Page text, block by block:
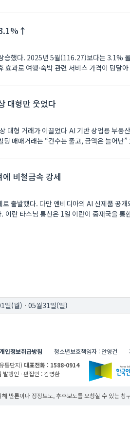
3.1%↑
했다. 2025년 5월(116.27)보다는 3.1%
과로 여행·숙박 관련 서비스 가격이 덩달
대형만 웃었다
대형 거래가 이끌었다 AI 기반 상업용 부동
매매거래는 “건수는 줄고, 금액은 늘어난”
비철금속 강세
출발했다. 다만 엔비디아의 AI 신제품 공개
란 타스님 통신은 1일 이란이 중재국을 통
일(월) · 05월31일(일)
개인정보취급방침 청소년보호책임자 : 안영건
통단지) 대표전화 : 1588-0914
발행인 · 편집인 : 김영환
반론이나 정정보도, 추후보도를 요청할 수 있는 창